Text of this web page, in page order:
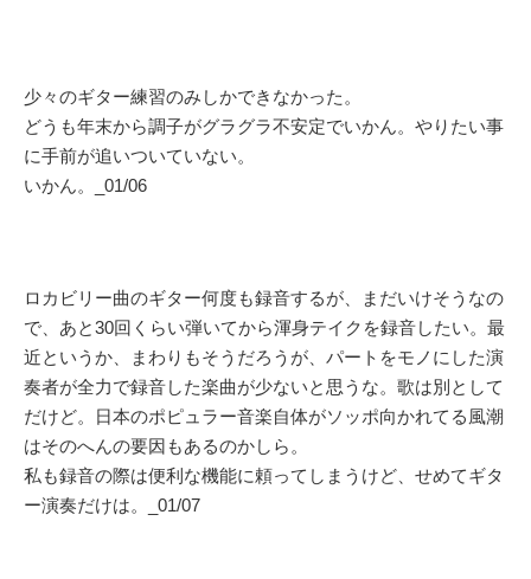
少々のギター練習のみしかできなかった。
どうも年末から調子がグラグラ不安定でいかん。やりたい事
に手前が追いついていない。
いかん。_01/06
ロカビリー曲のギター何度も録音するが、まだいけそうなの
で、あと30回くらい弾いてから渾身テイクを録音したい。最
近というか、まわりもそうだろうが、パートをモノにした演
奏者が全力で録音した楽曲が少ないと思うな。歌は別として
だけど。日本のポピュラー音楽自体がソッポ向かれてる風潮
はそのへんの要因もあるのかしら。
私も録音の際は便利な機能に頼ってしまうけど、せめてギタ
ー演奏だけは。_01/07